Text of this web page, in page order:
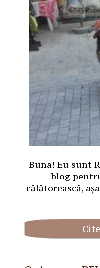
Buna! Eu sunt
blog
călătorească,